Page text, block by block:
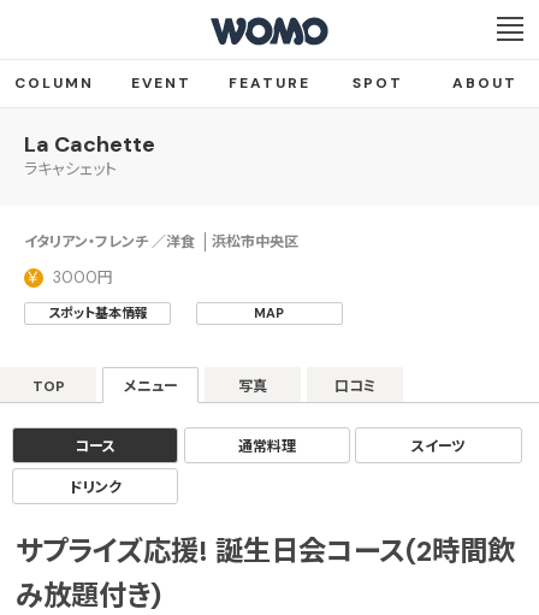
COLUMN EVENT FEATURE SPOT ABOUT
La Cachette
ラキャシェット
イタリアン・フレンチ ／洋食 浜松市中央区
3000円
スポット基本情報 MAP
TOP メニュー 写真 口コミ
コース 通常料理 スイーツ
ドリンク
サプライズ応援! 誕生日会コース(2時間飲
み放題付き)